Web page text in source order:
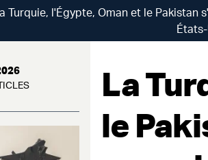
Turquie, l'Égypte, Oman et le
La
le